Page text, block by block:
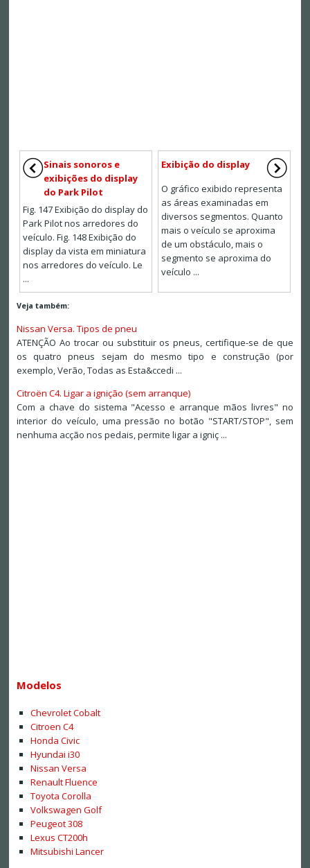
Sinais sonoros e
exibições do display
do Park Pilot
Fig. 147 Exibição do display do
Park Pilot nos arredores do
veículo. Fig. 148 Exibição do
display da vista em miniatura
nos arredores do veículo. Le
...
Exibição do display
O gráfico exibido representa
as áreas examinadas em
diversos segmentos. Quanto
mais o veículo se aproxima
de um obstáculo, mais o
segmento se aproxima do
veículo ...
Veja também:
Nissan Versa. Tipos de pneu
ATENÇÃO Ao trocar ou substituir os pneus, certifique-se de que
os quatro pneus sejam do mesmo tipo e construção (por
exemplo, Verão, Todas as Esta&ccedi ...
Citroën C4. Ligar a ignição (sem arranque)
Com a chave do sistema "Acesso e arranque mãos livres" no
interior do veículo, uma pressão no botão "START/STOP", sem
nenhuma acção nos pedais, permite ligar a igniç ...
Modelos
Chevrolet Cobalt
Citroen C4
Honda Civic
Hyundai i30
Nissan Versa
Renault Fluence
Toyota Corolla
Volkswagen Golf
Peugeot 308
Lexus CT200h
Mitsubishi Lancer